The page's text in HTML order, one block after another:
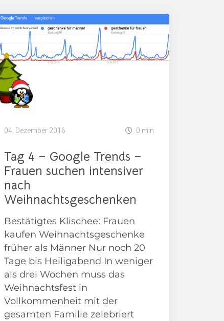
04. Dezember 2016 0 min
Tag 4 – Google Trends –
Frauen suchen intensiver
nach
Weihnachtsgeschenken
Bestätigtes Klischee: Frauen
kaufen Weihnachtsgeschenke
früher als Männer Nur noch 20
Tage bis Heiligabend In weniger
als drei Wochen muss das
Weihnachtsfest in
Vollkommenheit mit der
gesamten Familie zelebriert